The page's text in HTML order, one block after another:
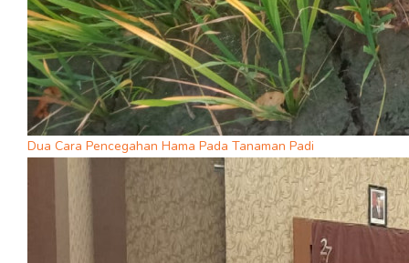
Dua Cara Pencegahan Hama Pada Tanaman Padi